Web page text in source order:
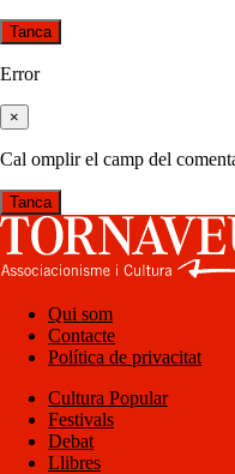
Tanca
Error
×
Cal omplir el camp del
Tanca
Qui som
Contacte
Política de privacitat
Cultura Popular
Festivals
Debat
Llibres